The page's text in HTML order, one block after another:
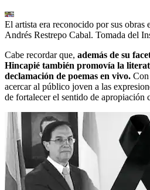
El artista era reconocido por sus obras
Andrés Restrepo Cabal. Tomada del
Cabe recordar que, además de su
Hincapié también promovía la
declamación de poemas en vivo. Con
acercar al público joven a las
de fortalecer el sentido de apropiación